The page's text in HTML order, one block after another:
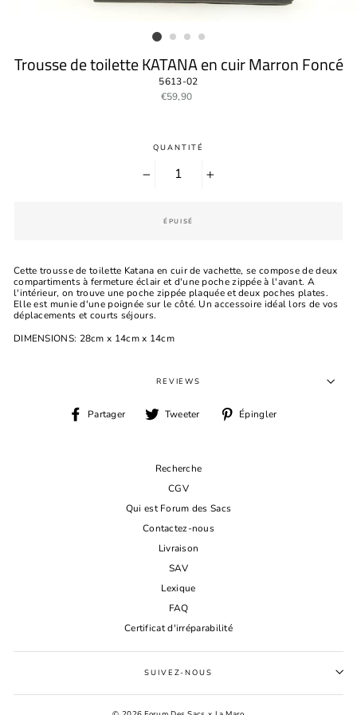
Trousse de toilette KATANA en cuir Marron Foncé
5613-02
Prix
€59,90
QUANTITÉ
ÉPUISÉ
Cette trousse de toilette Katana en cuir de vachette, se compose de deux
compartiments à fermeture éclair et d'une poche zippée à l'avant. A
l'intérieur, on trouve une poche zippée plaquée et deux poches plates.
Elle est munie d'une poignée sur le côté. Un accessoire idéal lors de vos
déplacements et courts séjours.
DIMENSIONS: 28cm x 14cm x 14cm
REVIEWS
Partager
PartagerTweeter
TweeterÉpingler
Recherche
CGV
Qui est Forum des Sacs
Contactez-nous
Livraison
SAV
Lexique
FAQ
Certificat d'irréparabilité
SUIVEZ-NOUS